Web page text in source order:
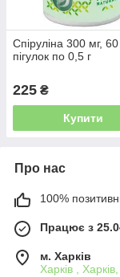
Спіруліна 300 мг, 60
пігулок по 0,5 г
225 ₴
Купити
Про нас
100%
Працює з
м. Харків
Харків ,